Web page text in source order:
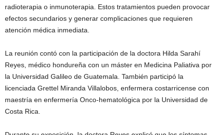
radioterapia o inmunoterapia. Estos tratamientos pueden provocar
efectos secundarios y generar complicaciones que requieren
atención médica inmediata.
La reunión contó con la participación de la doctora Hilda Sarahí
Reyes, médico hondureña con un máster en Medicina Paliativa por
la Universidad Galileo de Guatemala. También participó la
licenciada Grettel Miranda Villalobos, enfermera costarricense con
maestría en enfermería Onco-hematológica por la Universidad de
Costa Rica.